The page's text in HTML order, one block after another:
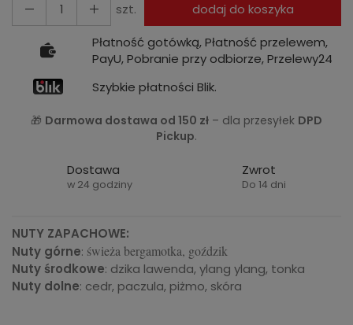
szt.
dodaj do koszyka
Płatność gotówką, Płatność przelewem,
PayU, Pobranie przy odbiorze, Przelewy24
Szybkie płatności Blik.
🎁 Darmowa dostawa od 150 zł – dla przesyłek DPD
Pickup.
Dostawa
w 24 godziny
Zwrot
Do 14 dni
NUTY ZAPACHOWE:
Nuty górne: świeża bergamotka, goździk
Nuty środkowe: dzika lawenda, ylang ylang, tonka
Nuty dolne: cedr, paczula, piżmo, skóra